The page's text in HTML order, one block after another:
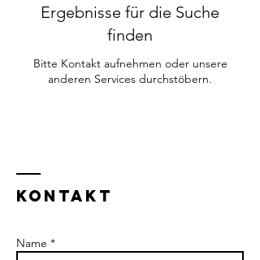
Ergebnisse für die Suche
finden
Bitte Kontakt aufnehmen oder unsere
anderen Services durchstöbern.
Kontakt
Name *